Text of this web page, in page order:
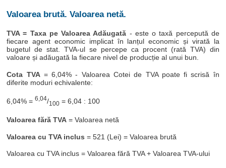
Valoarea brută. Valoarea netă.
TVA = Taxa pe Valoarea Adăugată - este o taxă percepută de
fiecare agent economic implicat în lanțul economic și virată la
bugetul de stat. TVA-ul se percepe ca procent (rată TVA) din
valoare și adăugată la fiecare nivel de producție al unui bun.
Cota TVA= 6,04% - Valoarea Cotei de TVA poate fi scrisă în
diferite moduri echivalente:
6,04% =6,04/100 = 6,04 : 100
Valoarea fără TVA = Valoarea netă
Valoarea cu TVA inclus = 521 (Lei) = Valoarea brută
Valoarea cu TVA inclus = Valoarea fără TVA + Valoarea TVA-ului